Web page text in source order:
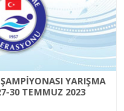
YARIŞMA
30 TEMMUZ 2023